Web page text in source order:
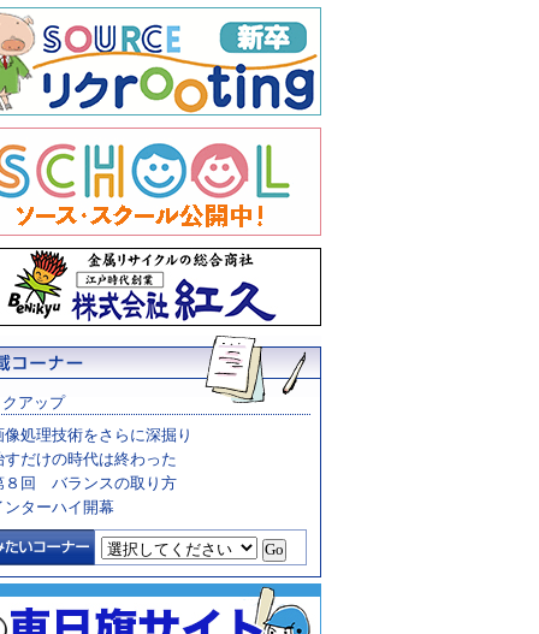
アップ
像処理技術をさらに深掘り
すだけの時代は終わった
８回 バランスの取り方
ンターハイ開幕